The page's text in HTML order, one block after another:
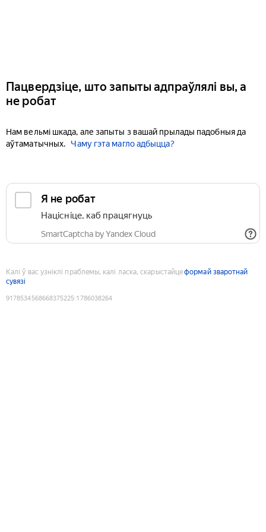
Пацвердзіце, што запыты адпраўлялі вы, а
не робат
Нам вельмі шкада, але запыты з вашай прылады падобныя да
аўтаматычных.
Чаму гэта магло адбыцца?
Я не робат
Націсніце, каб працягнуць
SmartCaptcha by Yandex Cloud
Калі ў вас узніклі праблемы, калі ласка, скарыстайцеформай зваротнай
сувязі
9178534568668375225:1786038264